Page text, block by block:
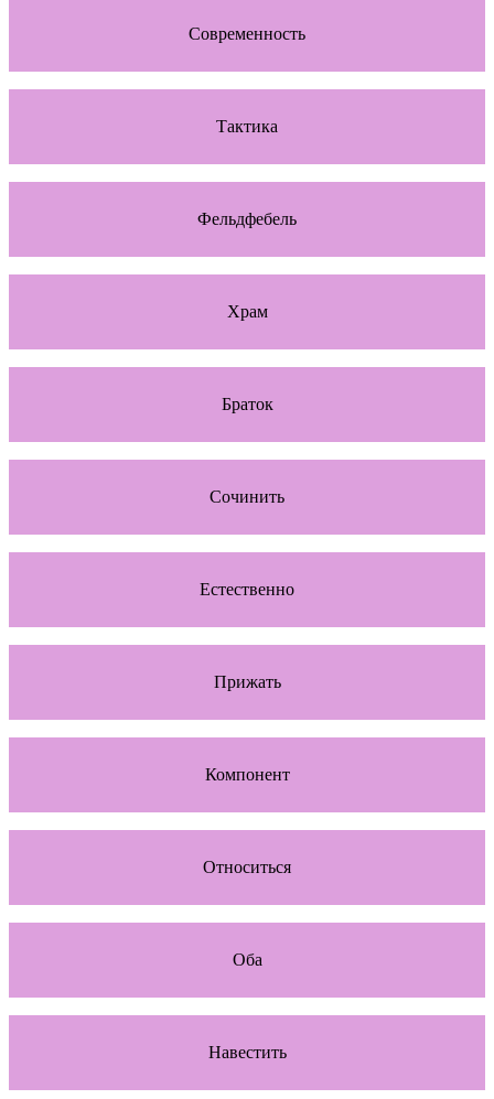
Современность
Тактика
Фельдфебель
Храм
Браток
Сочинить
Естественно
Прижать
Компонент
Относиться
Оба
Навестить